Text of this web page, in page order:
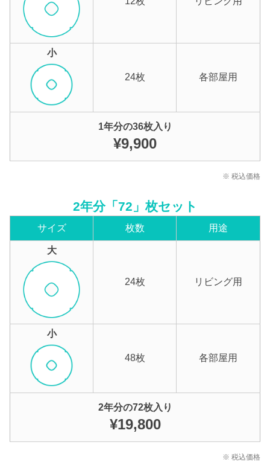
小
24枚 各部屋用
1年分の36枚入り
¥9,900
※ 税込価格
2年分「72」枚セット
サイズ 枚数 用途
大
24枚 リビング用
小
48枚 各部屋用
2年分の72枚入り
¥19,800
※ 税込価格